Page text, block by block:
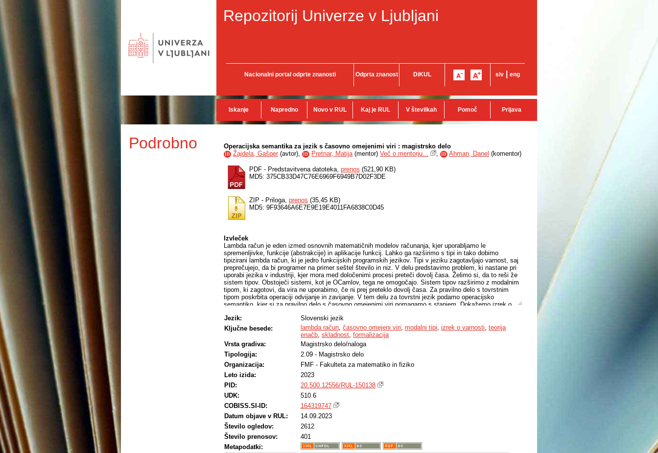
Repozitorij Univerze v Ljubljani
Nacionalni portal odprte znanosti Odprta znanost DiKUL slv eng
Iskanje Napredno Novo v RUL Kaj je RUL V številkah Pomoč Prijava
Podrobno Operacijska semantika za jezik s časovno omejenimi viri : magistrsko delo
ID Žajdela, Gašper (avtor), ID Pretnar, Matija(mentor) Več o mentorju... , ID Ahman, Danel (komentor)
PDF - Predstavitvena datoteka, prenos (521,90 KB)
MD5: 375CB33D47C76E6969F6949B7D02F3DE
ZIP - Priloga, prenos (35,45 KB)
MD5: 9F93646A6E7E9E19E4011FA6838C0D45
Izvleček
Lambda račun je eden izmed osnovnih matematičnih modelov računanja, kjer uporabljamo le
spremenljivke, funkcije (abstrakcije) in aplikacije funkcij. Lahko ga razširimo s tipi in tako dobimo
tipizirani lambda račun, ki je jedro funkcijskih programskih jezikov. Tipi v jeziku zagotavljajo varnost, saj
preprečujejo, da bi programer na primer seštel število in niz. V delu predstavimo problem, ki nastane pri
uporabi jezika v industriji, kjer mora med določenimi procesi preteči dovolj časa. Želimo si, da to reši že
sistem tipov. Obstoječi sistemi, kot je OCamlov, tega ne omogočajo. Sistem tipov razširimo z modalnim
tipom, ki zagotovi, da vira ne uporabimo, če ni prej preteklo dovolj časa. Za pravilno delo s tovrstnim
tipom poskrbita operaciji odvijanje in zavijanje. V tem delu za tovrstni jezik podamo operacijsko
semantiko, kjer si za pravilno delo s časovno omejenimi viri pomagamo s stanjem. Dokažemo izrek o
korak, ali pa se ustavil. V delu definiramo enačbe za teorijo enačb za delo s časovno omejenimi viri in
dokažemo, da je operacijska semantika skladna s teorijo enačb. Vsi rezultati, razen nekaterih primerov v
dokazu skladnosti, so formalizirani z dokazovalnim pomočnikom Agda.
Jezik:
Slovenski jezik
Ključne besede:
lambda račun, časovno omejeni viri, modalni tipi, izrek o varnosti, teorija
enačb, skladnost, formalizacija
Vrsta gradiva:
Magistrsko delo/naloga
Tipologija:
2.09 - Magistrsko delo
Organizacija:
FMF - Fakulteta za matematiko in fiziko
Leto izida:
2023
PID:
20.500.12556/RUL-150138
UDK:
510.6
COBISS.SI-ID:
164319747
Datum objave v RUL:
14.09.2023
Število ogledov:
2612
Število prenosov:
401
Metapodatki: